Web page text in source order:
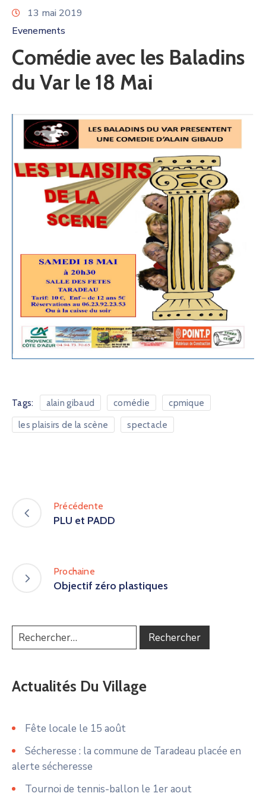
13 mai 2019
Evenements
Comédie avec les Baladins
du Var le 18 Mai
Tags: alain gibaud comédie cpmique
les plaisirs de la scène spectacle
Précédente
PLU et PADD
Prochaine
Objectif zéro plastiques
Actualités Du Village
Fête locale le 15 août
Sécheresse : la commune de Taradeau placée en
alerte sécheresse
Tournoi de tennis-ballon le 1er aout